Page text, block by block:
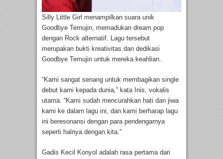
Silly Little Girl menampilkan suara unik
Goodbye Temujin, memadukan dream pop
dengan Rock alternatif. Lagu tersebut
merupakan bukti kreativitas dan dedikasi
Goodbye Temujin untuk mereka keahlian.
“Kami sangat senang untuk membagikan single
debut kami kepada dunia,” kata Inis, vokalis
utama. “Kami sudah mencurahkan hati dan jiwa
kami ke dalam lagu ini, dan kami berharap lagu
ini beresonansi dengan para pendengarnya
seperti halnya dengan kita.”
Gadis Kecil Konyol adalah rasa pertama dari